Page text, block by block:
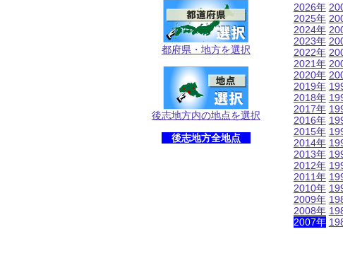
都府県・地方を選択
後志地方内の地点を選択
後志地方全地点
2026年
2025年
2024年
2023年
2022年
2021年
2020年
2019年
2018年
2017年
2016年
2015年
2014年
2013年
2012年
2011年
2010年
2009年
2008年
2007年